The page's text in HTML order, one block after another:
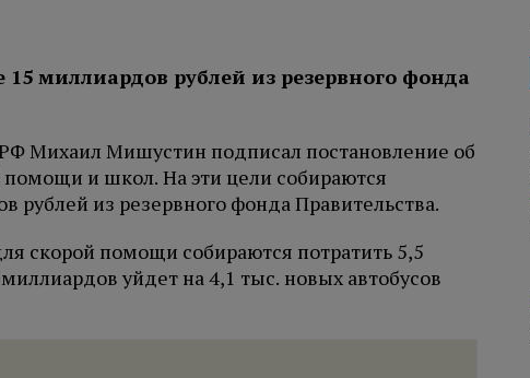
15 миллиардов рублей из резервного фонда
Михаил Мишустин подписал постановление об
помощи и школ. На эти цели собираются
рублей из резервного фонда Правительства.
скорой помощи собираются потратить 5,5
уйдет на 4,1 тыс. новых автобусов